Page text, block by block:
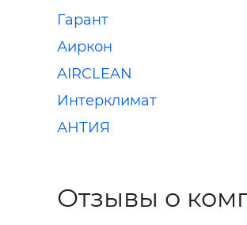
Гарант
Аиркон
AIRCLEAN
Интерклимат
АНТИЯ
Отзывы о